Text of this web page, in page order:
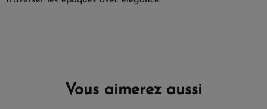
Vous aimerez aussi